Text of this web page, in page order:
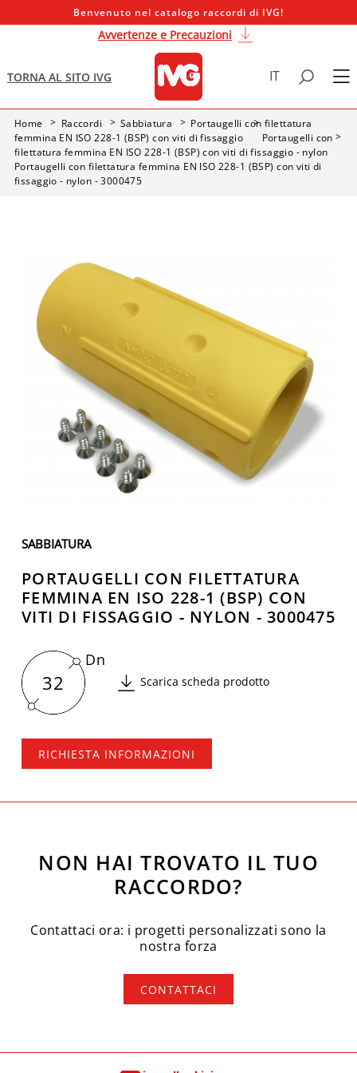
Benvenuto nel catalogo raccordi di IVG!
Avvertenze e Precauzioni
TORNA AL SITO IVG IT
Home Raccordi Sabbiatura
Portaugelli con filettatura
femmina EN ISO 228-1 (BSP) con viti di fissaggio
Portaugelli con
filettatura femmina EN ISO 228-1 (BSP) con viti di fissaggio - nylon
Portaugelli con filettatura femmina EN ISO 228-1 (BSP) con viti di
fissaggio - nylon - 3000475
SABBIATURA
PORTAUGELLI CON FILETTATURA
FEMMINA EN ISO 228-1 (BSP) CON
VITI DI FISSAGGIO - NYLON - 3000475
32
Dn
Scarica scheda prodotto
RICHIESTA INFORMAZIONI
NON HAI TROVATO IL TUO
RACCORDO?
Contattaci ora: i progetti personalizzati sono la
nostra forza
CONTATTACI